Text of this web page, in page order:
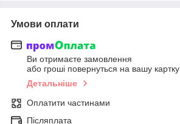
Умови оплати
Ви отримаєте замовлення
або гроші повернуться на вашу картку
Детальніше
Оплатити частинами
Післяплата